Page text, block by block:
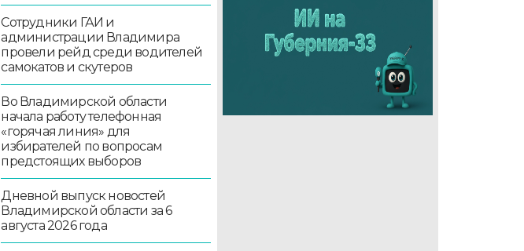
Сотрудники ГАИ и
администрации Владимира
провели рейд среди водителей
самокатов и скутеров
Во Владимирской области
начала работу телефонная
«горячая линия» для
избирателей по вопросам
предстоящих выборов
Дневной выпуск новостей
Владимирской области за 6
августа 2026 года